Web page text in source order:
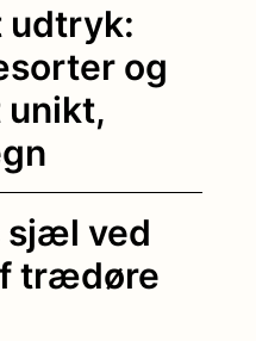
udtryk:
og
unikt,
sjæl ved
trædøre